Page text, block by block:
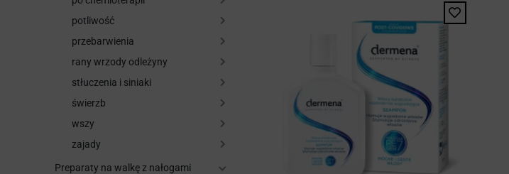
potliwość
przebarwienia
rany wrzody odleżyny
stłuczenia i siniaki
świerzb
wszy
zajady
Preparaty na walkę z nałogami